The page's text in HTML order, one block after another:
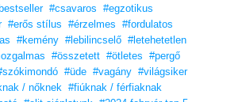
amit valaha olvastam.”
bestsellerszerző
#OlvassEgyJót
tökéletesen összerakott világ
– K_Szilvia03, moly.hu
#csavaros #egzotikus
#erős stílus #érzelmes #fordulatos
#kemény #lebilincselő #letehetetlen
#összetett #ötletes #pergő
#üde #vagány #világsiker
/ nőknek #fiúknak / férfiaknak